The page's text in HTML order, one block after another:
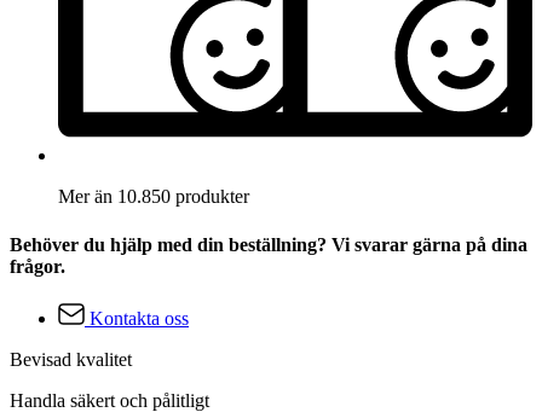
Mer än 10.850 produkter
Behöver du hjälp med din beställning? Vi svarar gärna på dina
frågor.
Kontakta oss
Bevisad kvalitet
Handla säkert och pålitligt